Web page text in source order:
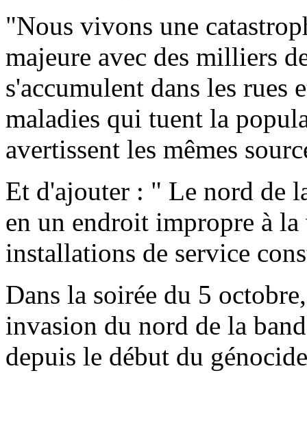
"Nous vivons une
majeure avec des milliers
s'accumulent dans les rues
maladies qui tuent la
avertissent les mêmes
Et d'ajouter : " Le nord de
en un endroit impropre à
installations de service
Dans la soirée du 5
invasion du nord de la
depuis le début du